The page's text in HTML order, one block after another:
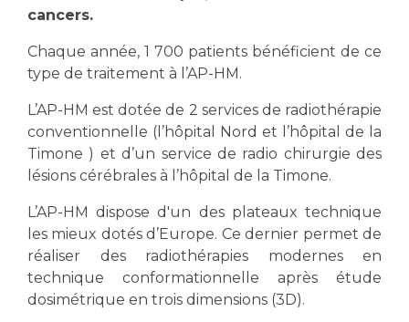
Salon des familles
Vos droits, vos devoirs
Handicap
Handi 13
Pôle Médecine Physique et Réadaptation
Accueil sourds et malentendants
Charte Romain Jacob
Mouvement Parcours Handicap 13
Les structures de recherche
Écoles et Instituts de Formation
Plateforme des internes
Professionnels de santé
Adresser un patient
Réseaux de soins
Adresser un examen au Laboratoire de Biologie
cancers.
Chaque année, 1 700 patients bénéficient de ce
type de traitement à l’AP-HM.
L’AP-HM est dotée de 2 services de radiothérapie
conventionnelle (l’hôpital Nord et l’hôpital de la
Timone ) et d’un service de radio chirurgie des
lésions cérébrales à l’hôpital de la Timone.
L’AP-HM dispose d'un des plateaux technique
les mieux dotés d’Europe. Ce dernier permet de
réaliser des radiothérapies modernes en
technique conformationnelle après étude
dosimétrique en trois dimensions (3D).